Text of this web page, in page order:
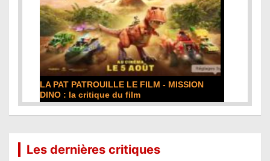
DE LA COMÉDIE-FRANÇAISE : la critique du
film
Les dernières critiques